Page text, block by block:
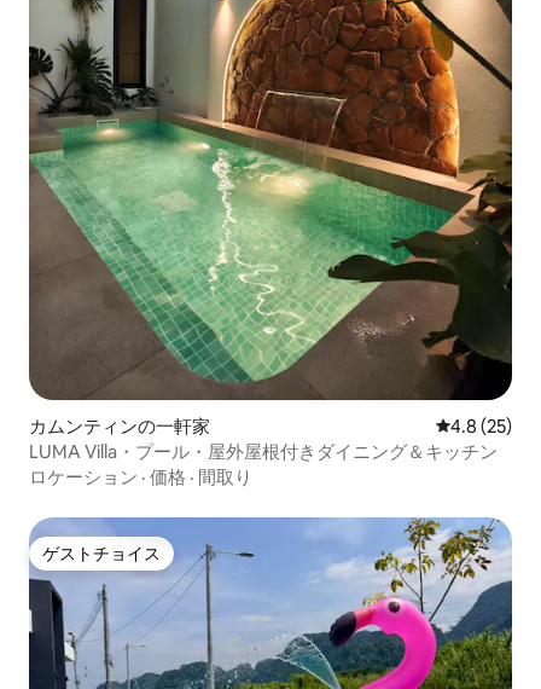
カムンティンの一軒家 レビュー25
4.8 (25)
LUMA Villa・プール・屋外屋根付きダイニング＆キッチン
ロケーション · 価格 · 間取り
ゲストチョイス
ゲストチョイス